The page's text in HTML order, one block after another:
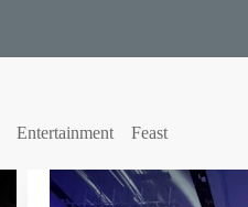
Entertainment Feast